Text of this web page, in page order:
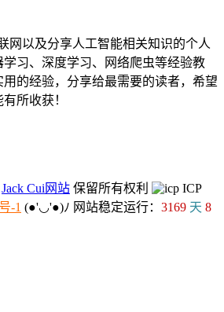
网以及分享人工智能相关知识的个人
学习、深度学习、网络爬虫等经验教
的经验，分享给最需要的读者，希望
所收获！
Jack Cui网站 保留所有权利
ICP
-1 (●'◡'●)ﾉ 网站稳定运行： 3169 天 8